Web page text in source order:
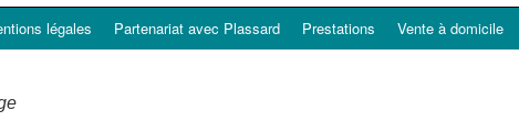
légales Partenariat avec Plassard Prestations Vente à domicile